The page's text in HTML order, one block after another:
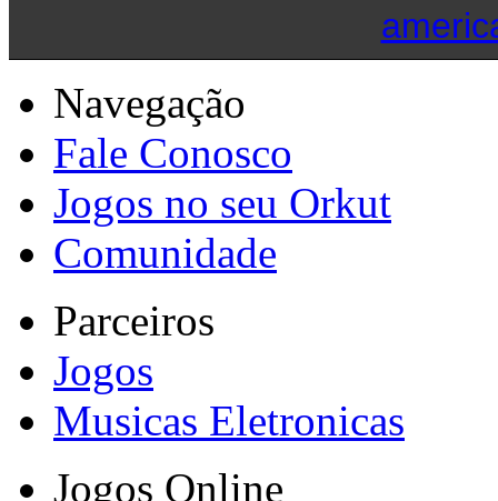
Navegação
Fale Conosco
Jogos no seu Orkut
Comunidade
Parceiros
Jogos
Musicas Eletronicas
Jogos Online